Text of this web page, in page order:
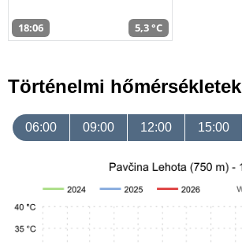
18:06 5,3 °C
Történelmi hőmérsékletek
06:00 09:00 12:00 15:00